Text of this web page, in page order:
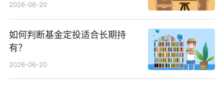
2026-06-20
如何判断基金定投适合长期持
有？
2026-06-20